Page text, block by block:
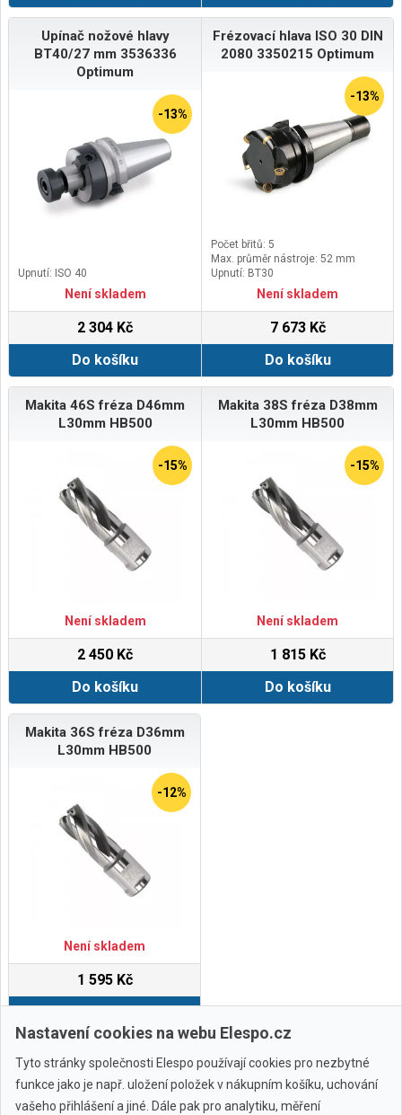
Upínač nožové hlavy
BT40/27 mm 3536336
Optimum
-13%
Upnutí: ISO 40
Není skladem
2 304 Kč
Do košíku
Frézovací hlava ISO 30 DIN
2080 3350215 Optimum
-13%
Počet břitů: 5
Max. průměr nástroje: 52 mm
Upnutí: BT30
Není skladem
7 673 Kč
Do košíku
Makita 46S fréza D46mm
L30mm HB500
-15%
Není skladem
2 450 Kč
Do košíku
Makita 38S fréza D38mm
L30mm HB500
-15%
Není skladem
1 815 Kč
Do košíku
Makita 36S fréza D36mm
L30mm HB500
-12%
Není skladem
1 595 Kč
Nastavení cookies na webu Elespo.cz
Tyto stránky společnosti Elespo používají cookies pro nezbytné
funkce jako je např. uložení položek v nákupním košíku, uchování
vašeho přihlášení a jiné. Dále pak pro analytiku, měření